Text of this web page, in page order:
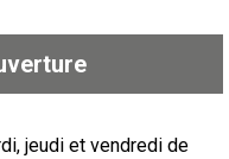
jeudi et vendredi de